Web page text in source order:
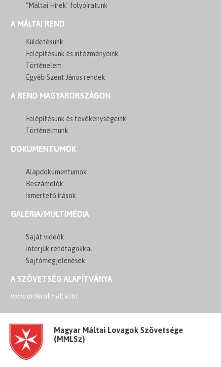
"Máltai Hírek" folyóíratunk
A MÁLTAI REND
Küldetésünk
Felépítésünk és intézményeink
Történelem
Egyéb Szent János rendek
A REND MAGYARORSZÁGON
Felépítésünk és tevékenységeink
Történelmünk
DOKUMENTUMOK
Alapdokumentumok
Beszámolók
Ismertető írások
GALÉRIA/MULTIMÉDIA
Saját videók
Interjúk rendtagokkal
Sajtómegjelenések
A SZÖVETSÉG ALAPÍTVÁNYA
www.orderofmalta.int
Magyar Máltai Lovagok Szövetsége
(MMLSz)